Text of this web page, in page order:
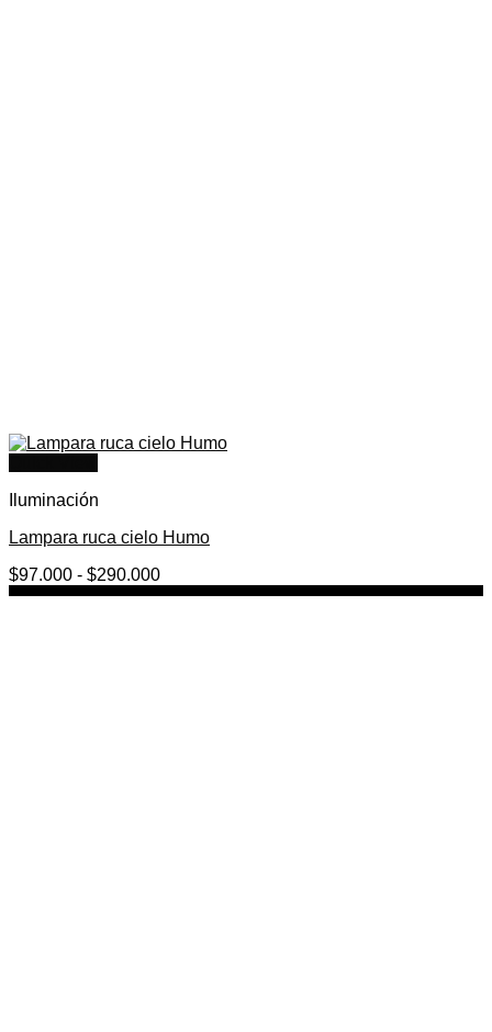
Iluminación
Lampara ruca cielo Humo
$97.000 - $290.000Rango
de